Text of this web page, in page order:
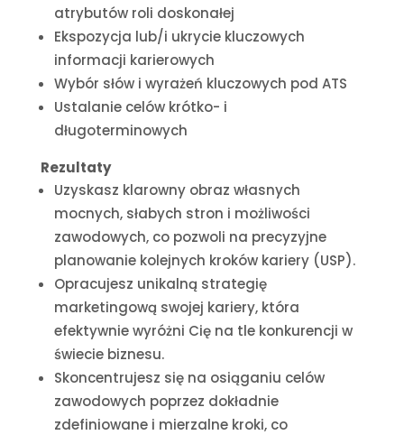
atrybutów roli doskonałej
Ekspozycja lub/i ukrycie kluczowych
informacji karierowych
Wybór słów i wyrażeń kluczowych pod ATS
Ustalanie celów krótko- i
długoterminowych
Rezultaty
Uzyskasz klarowny obraz własnych
mocnych, słabych stron i możliwości
zawodowych, co pozwoli na precyzyjne
planowanie kolejnych kroków kariery (USP).
Opracujesz unikalną strategię
marketingową swojej kariery, która
efektywnie wyróżni Cię na tle konkurencji w
świecie biznesu.
Skoncentrujesz się na osiąganiu celów
zawodowych poprzez dokładnie
zdefiniowane i mierzalne kroki, co